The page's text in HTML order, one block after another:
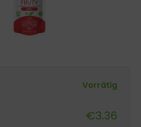
Vorrätig
€3.36